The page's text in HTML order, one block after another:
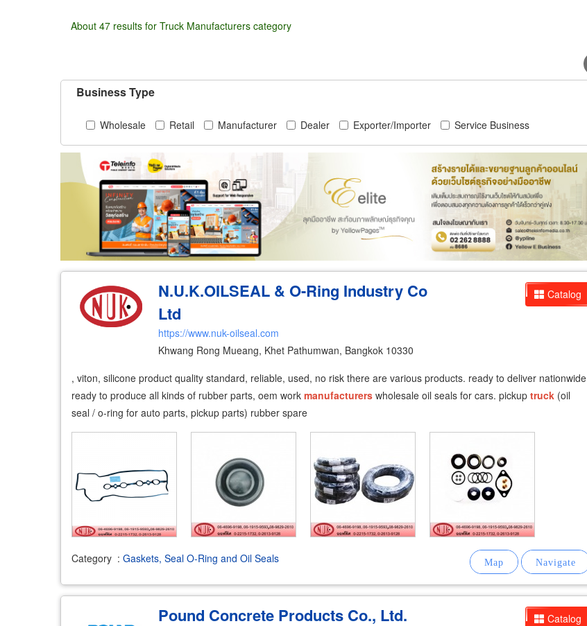
About 47 results for Truck Manufacturers category
Business Type
Wholesale Retail Manufacturer Dealer Exporter/Importer Service Business
Catalog
N.U.K.OILSEAL & O-Ring Industry Co
Ltd
https://www.nuk-oilseal.com
Khwang Rong Mueang, Khet Pathumwan, Bangkok 10330
, viton, silicone product quality standard, reliable, used, no risk there are various products. ready to deliver nationwide
ready to produce all kinds of rubber parts, oem work manufacturers wholesale oil seals for cars. pickup truck (oil
seal / o-ring for auto parts, pickup parts) rubber spare
Category : Gaskets, Seal O-Ring and Oil Seals
Catalog
Pound Concrete Products Co., Ltd.